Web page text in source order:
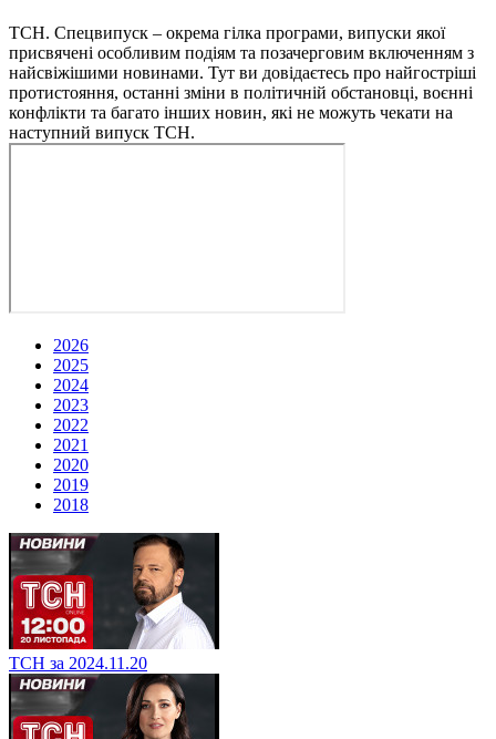
ТСН. Спецвипуск – окрема гілка програми, випуски якої
присвячені особливим подіям та позачерговим включенням з
найсвіжішими новинами. Тут ви довідаєтесь про найгостріші
протистояння, останні зміни в політичній обстановці, воєнні
конфлікти та багато інших новин, які не можуть чекати на
наступний випуск ТСН.
2026
2025
2024
2023
2022
2021
2020
2019
2018
ТСН за 2024.11.20